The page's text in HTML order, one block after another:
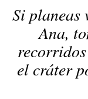
Si planeas
Ana,
el cráter